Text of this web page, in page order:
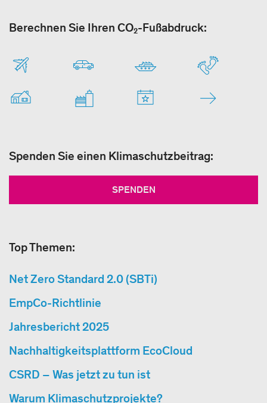
Berechnen Sie Ihren CO₂-Fußabdruck:
Spenden Sie einen Klimaschutzbeitrag:
SPENDEN
Top Themen:
Net Zero Standard 2.0 (SBTi)
EmpCo-Richtlinie
Jahresbericht 2025
Nachhaltigkeitsplattform EcoCloud
CSRD – Was jetzt zu tun ist
Warum Klimaschutzprojekte?